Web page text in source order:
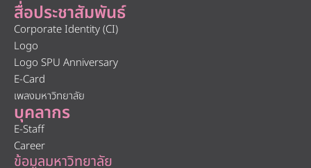
สื่อประชาสัมพันธ์
Corporate Identity (CI)
Logo
Logo SPU Anniversary
E-Card
เพลงมหาวิทยาลัย
บุคลากร
E-Staff
Career
ข้อมูลมหาวิทยาลัย